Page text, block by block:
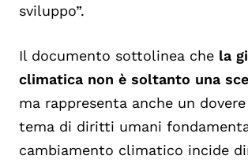
sviluppo”.
Il documento sottolinea che la
climatica non è soltanto una
ma rappresenta anche un
tema di diritti umani
cambiamento climatico incide